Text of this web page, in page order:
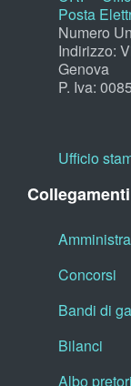
Posta
Numero
Indirizzo:
Genova
P. Iva:
Ufficio
Concorsi
Bandi di
Bilanci
Albo